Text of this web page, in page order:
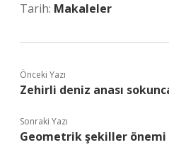
Tarih: Makaleler
Önceki Yazı
Zehirli deniz anası
Sonraki Yazı
Geometrik şekiller önemi